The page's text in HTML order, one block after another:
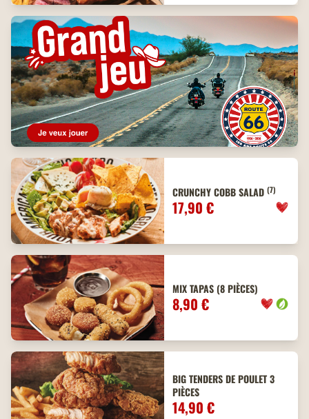
CRUNCHY COBB SALAD (7)
17,90 €
MIX TAPAS (8 PIÈCES)
8,90 €
BIG TENDERS DE POULET 3
PIÈCES
14,90 €